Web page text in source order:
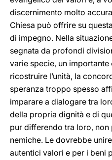
discernimento molto
Chiesa può offrire su
di impegno. Nella
segnata da profondi
varie specie, un
ricostruire l’unità, la
speranza troppo spesso
imparare a dialogare tra
della propria dignità e di
pur differendo tra loro, non
nemiche. Le dovrebbe
autentici valori e per i beni